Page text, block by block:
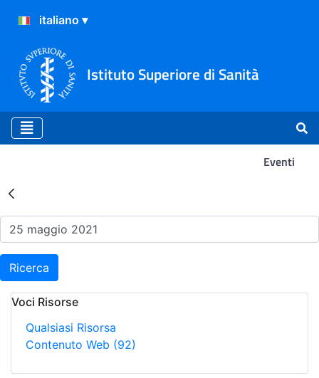
Istituto Superiore di Sanità
Eventi
Risultati della Ricerca -
Ricerca
Voci Risorse
Qualsiasi Risorsa
Contenuto Web (92)